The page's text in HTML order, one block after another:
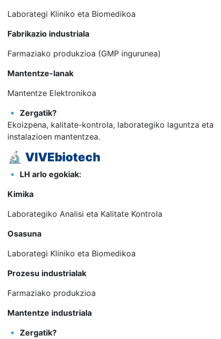
Laborategi Kliniko eta Biomedikoa
Fabrikazio industriala
Farmaziako produkzioa (GMP ingurunea)
Mantentze-lanak
Mantentze Elektronikoa
🔹 Zergatik?
Ekoizpena, kalitate-kontrola, laborategiko laguntza eta
instalazioen mantentzea.
🔬 VIVEbiotech
🔹
LH arlo egokiak:
Kimika
Laborategiko Analisi eta Kalitate Kontrola
Osasuna
Laborategi Kliniko eta Biomedikoa
Prozesu industrialak
Farmaziako produkzioa
Mantentze industriala
🔹 Zergatik?